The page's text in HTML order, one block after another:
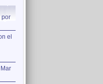
por
el